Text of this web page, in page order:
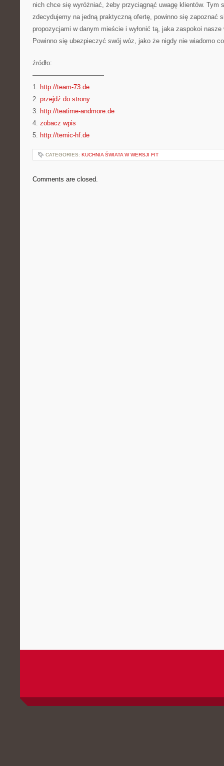
nich chce się wyróżniać, żeby przyciągnąć uwagę klientów. Tym
zdecydujemy na jedną praktyczną ofertę, powinno się zapoznać
propozycjami w danym mieście i wyłonić tą, jaka zaspokoi
Powinno się ubezpieczyć swój wóz, jako że nigdy nie wiadomo
źródło:
———————————
1. http://team-73.de
2. przejdź do strony
3. http://teatime-andmore.de
4. zobacz wpis
5. http://temic-hf.de
CATEGORIES: KUCHNIA ŚWIATA W WERSJI FIT
Comments are closed.